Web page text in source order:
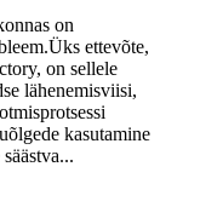
on
ettevõte,
on sellele
lähenemisviisi,
kasutamine